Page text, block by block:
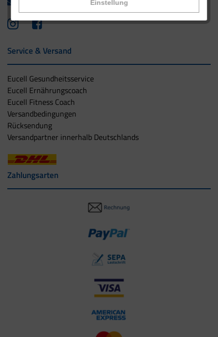
Einstellung
Service & Versand
Eucell Gesundheitsservice
Eucell Ernährungscoach
Eucell Fitness Coach
Versandbedingungen
Rücksendung
Versandpartner innerhalb Deutschlands
Zahlungsarten